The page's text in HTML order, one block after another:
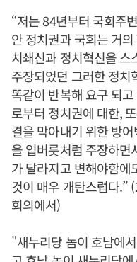
“저는 84년부터 국회주
안 정치권과 국회는 거
치쇄신과 정치혁신을 스
주장되었던 그러한 정치
똑같이 반복해 요구 되
로부터 정치권에 대한,
결을 막아내기 위한 방
을 입버릇처럼 주장하면
가 달라지고 변해야함
것이 매우 개탄스럽다.”
회의에서)
"새누리당 놈이 호남에